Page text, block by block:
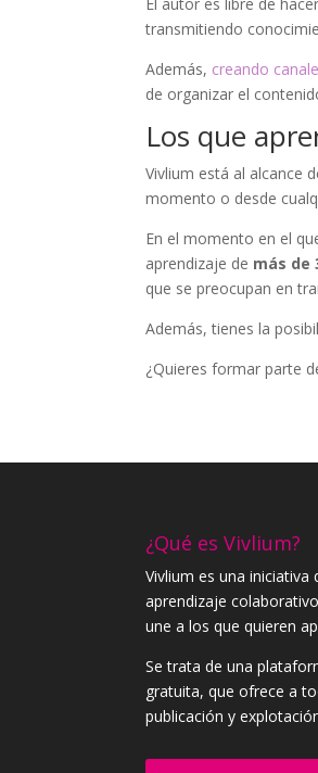
El autor es libre de
transmitiendo
Además, creando
de organizar el
Los que
Vivlium está al alcance
momento o desde
En el momento en el
aprendizaje de más de
que se preocupan en
Además, tienes la
¿Quieres formar parte
¿Qué es Vivlium?
Vivlium es una
aprendizaje
une a los que quieren
Se trata de una
gratuita, que ofrece a
publicación y